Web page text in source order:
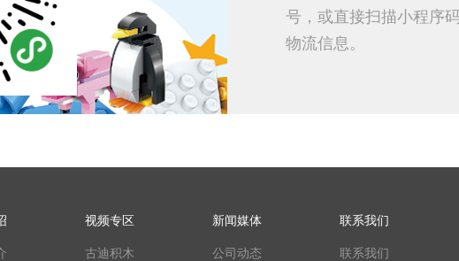
号，或直接扫描小程序
物流信息。
视频专区
古迪积木
新闻媒体
公司动态
联系我们
联系我们